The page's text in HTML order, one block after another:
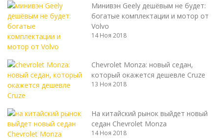
Минивэн Geely дешёвым не будет:
богатые комплектации и мотор от
Volvo
14 Ноя 2018
Chevrolet Monza: новый седан,
который окажется дешевле Cruze
13 Ноя 2018
На китайский рынок выйдет новый
седан Chevrolet Monza
14 Ноя 2018